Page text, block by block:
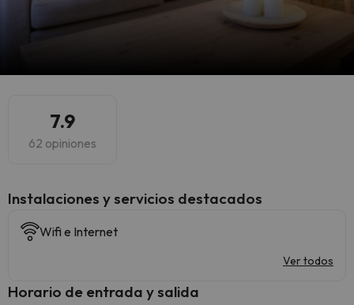
7.9
62 opiniones
Instalaciones y servicios destacados
Wifi e Internet
Ver todos
Horario de entrada y salida